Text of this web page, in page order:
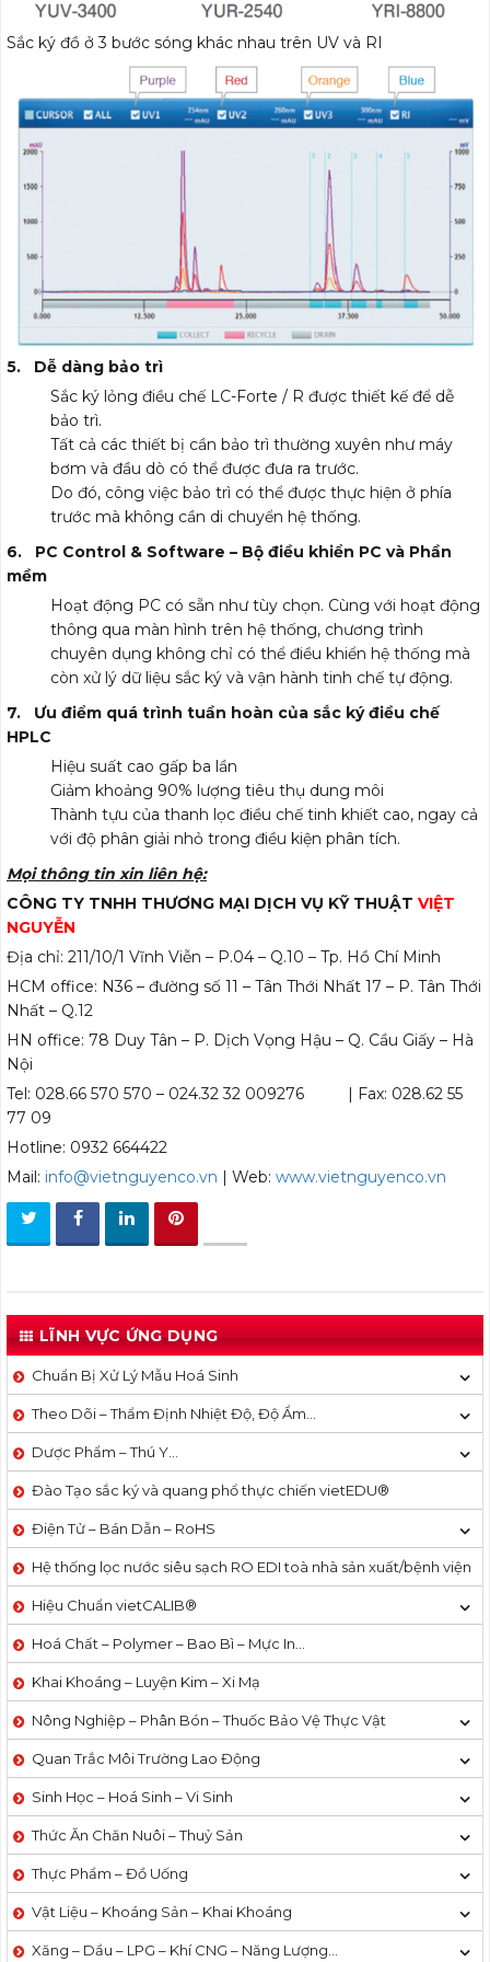
Sắc ký đồ ở 3 bước sóng khác nhau trên UV và RI
5. Dễ dàng bảo trì
Sắc ký lỏng điều chế LC-Forte / R được thiết kế để dễ
bảo trì.
Tất cả các thiết bị cần bảo trì thường xuyên như máy
bơm và đầu dò có thể được đưa ra trước.
Do đó, công việc bảo trì có thể được thực hiện ở phía
trước mà không cần di chuyển hệ thống.
6. PC Control & Software – Bộ điều khiển PC và Phần
mềm
Hoạt động PC có sẵn như tùy chọn. Cùng với hoạt động
thông qua màn hình trên hệ thống, chương trình
chuyên dụng không chỉ có thể điều khiển hệ thống mà
còn xử lý dữ liệu sắc ký và vận hành tinh chế tự động.
7. Ưu điểm quá trình tuần hoàn của sắc ký điều chế
HPLC
Hiệu suất cao gấp ba lần
Giảm khoảng 90% lượng tiêu thụ dung môi
Thành tựu của thanh lọc điều chế tinh khiết cao, ngay cả
với độ phân giải nhỏ trong điều kiện phân tích.
Mọi thông tin xin liên hệ:
CÔNG TY TNHH THƯƠNG MẠI DỊCH VỤ KỸ THUẬT VIỆT
NGUYỄN
Địa chỉ: 211/10/1 Vĩnh Viễn – P.04 – Q.10 – Tp. Hồ Chí Minh
HCM office: N36 – đường số 11 – Tân Thới Nhất 17 – P. Tân Thới
Nhất – Q.12
HN office: 78 Duy Tân – P. Dịch Vọng Hậu – Q. Cầu Giấy – Hà
Nội
Tel: 028.66 570 570 – 024.32 32 009276 | Fax: 028.62 55
77 09
Hotline: 0932 664422
Mail: info@vietnguyenco.vn | Web: www.vietnguyenco.vn
LĨNH VỰC ỨNG DỤNG
Chuẩn Bị Xử Lý Mẫu Hoá Sinh
Theo Dõi – Thẩm Định Nhiệt Độ, Độ Ẩm…
Dược Phẩm – Thú Y…
Đào Tạo sắc ký và quang phổ thực chiến vietEDU®
Điện Tử – Bán Dẫn – RoHS
Hệ thống lọc nước siêu sạch RO EDI​​ toà nhà sản xuất/bệnh viện
Hiệu Chuẩn vietCALIB®
Hoá Chất – Polymer – Bao Bì – Mực In…
Khai Khoáng – Luyện Kim – Xi Mạ
Nông Nghiệp – Phân Bón – Thuốc Bảo Vệ Thực Vật
Quan Trắc Môi Trường Lao Động
Sinh Học – Hoá Sinh – Vi Sinh
Thức Ăn Chăn Nuôi – Thuỷ Sản
Thực Phẩm – Đồ Uống
Vật Liệu – Khoáng Sản – Khai Khoáng
Xăng – Dầu – LPG – Khí CNG – Năng Lượng…